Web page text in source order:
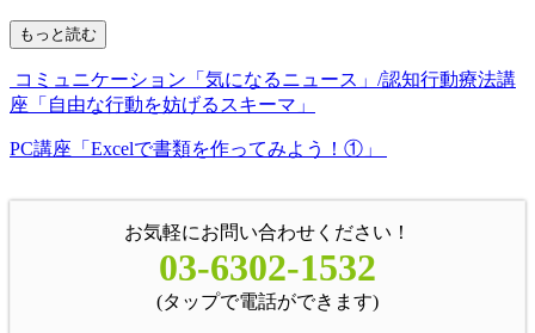
もっと読む
コミュニケーション「気になるニュース」/認知行動療法講
座「自由な行動を妨げるスキーマ」
PC講座「Excelで書類を作ってみよう！①」
お気軽にお問い合わせください！
03-6302-1532
(タップで電話ができます)